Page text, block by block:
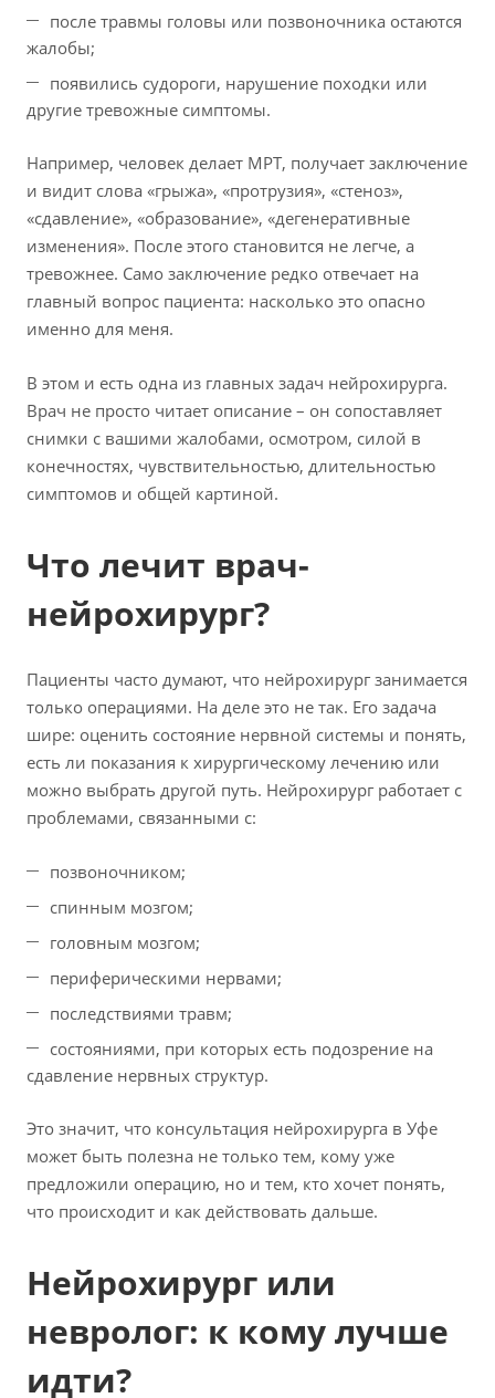
после травмы головы или позвоночника остаются
жалобы;
появились судороги, нарушение походки или
другие тревожные симптомы.
Например, человек делает МРТ, получает заключение
и видит слова «грыжа», «протрузия», «стеноз»,
«сдавление», «образование», «дегенеративные
изменения». После этого становится не легче, а
тревожнее. Само заключение редко отвечает на
главный вопрос пациента: насколько это опасно
именно для меня.
В этом и есть одна из главных задач нейрохирурга.
Врач не просто читает описание – он сопоставляет
снимки с вашими жалобами, осмотром, силой в
конечностях, чувствительностью, длительностью
симптомов и общей картиной.
Что лечит врач-
нейрохирург?
Пациенты часто думают, что нейрохирург занимается
только операциями. На деле это не так. Его задача
шире: оценить состояние нервной системы и понять,
есть ли показания к хирургическому лечению или
можно выбрать другой путь. Нейрохирург работает с
проблемами, связанными с:
позвоночником;
спинным мозгом;
головным мозгом;
периферическими нервами;
последствиями травм;
состояниями, при которых есть подозрение на
сдавление нервных структур.
Это значит, что консультация нейрохирурга в Уфе
может быть полезна не только тем, кому уже
предложили операцию, но и тем, кто хочет понять,
что происходит и как действовать дальше.
Нейрохирург или
невролог: к кому лучше
идти?